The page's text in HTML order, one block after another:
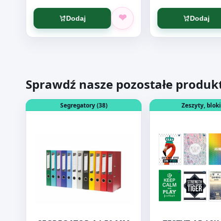
Dodaj Dodaj
Sprawdź nasze pozostałe
Otwórz produkt: SEGREGATOR A4 50 MM granatowy
Segregatory (38) Otwórz produkt:
Zeszyty,